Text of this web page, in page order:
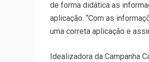
de forma didática as
aplicação. “Com as
uma correta aplicação e
Idealizadora da Campanha